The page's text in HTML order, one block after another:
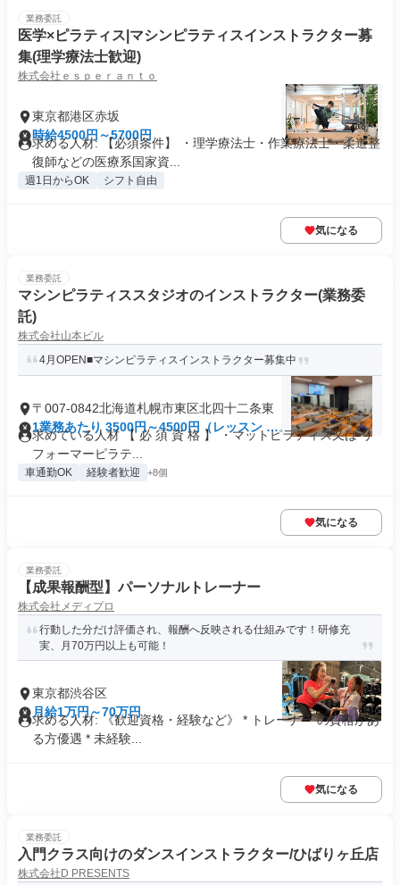
業務委託
医学×ピラティス|マシンピラティスインストラクター募
集(理学療法士歓迎)
株式会社ｅｓｐｅｒａｎｔｏ
東京都港区赤坂
時給4500円～5700円
求める人材: 【必須条件】 ・理学療法士・作業療法士・柔道整
復師などの医療系国家資...
週1日からOK シフト自由
気になる
業務委託
マシンピラティススタジオのインストラクター(業務委
託)
株式会社山本ビル
4月OPEN■マシンピラティスインストラクター募集中
〒007-0842北海道札幌市東区北四十二条東
1業務あたり 3500円～4500円（レッスン 60
分）
求めている人材 【 必 須 資 格 】 ・マットピラティス又は リ
フォーマーピラテ...
車通勤OK 経験者歓迎 +8個
気になる
業務委託
【成果報酬型】パーソナルトレーナー
株式会社メディプロ
行動した分だけ評価され、報酬へ反映される仕組みです！研修充
実、月70万円以上も可能！
東京都渋谷区
月給1万円～70万円
求める人材: 《歓迎資格・経験など》 * トレーナー の資格があ
る方優遇 * 未経験...
気になる
業務委託
入門クラス向けのダンスインストラクター/ひばりヶ丘店
株式会社D PRESENTS